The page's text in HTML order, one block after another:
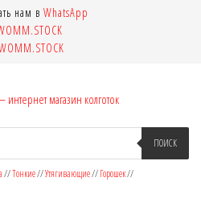
нам в WhatsApp
магазин
Колготки MANZI, Naja Street тонкие,
фантазийные, чулки, лосиныПОИСК
//Тонкие//Утягивающие//Горошек//